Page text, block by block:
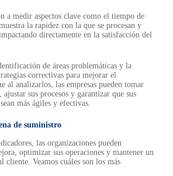
a medir aspectos clave como el tiempo de
la rapidez con la que se procesan y
directamente en la satisfacción del
de áreas problemáticas y la
correctivas para mejorar el
al analizarlos, las empresas pueden tomar
sus procesos y garantizar que sus
más ágiles y efectivas.
de suministro
las organizaciones pueden
optimizar sus operaciones y mantener un
cliente. Veamos cuáles son los más